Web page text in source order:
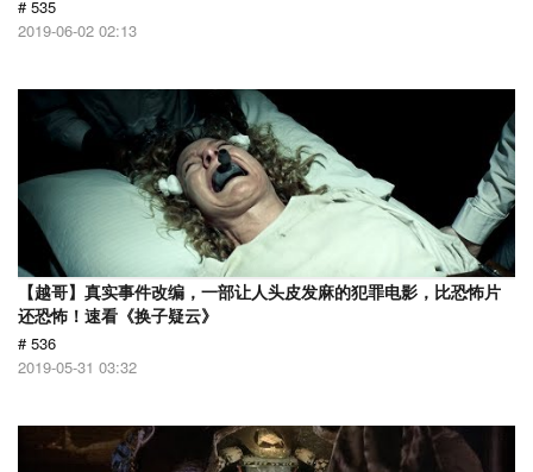
# 535
2019-06-02 02:13
【越哥】真实事件改编，一部让人头皮发麻的犯罪电影，比恐怖片
还恐怖！速看《换子疑云》
# 536
2019-05-31 03:32